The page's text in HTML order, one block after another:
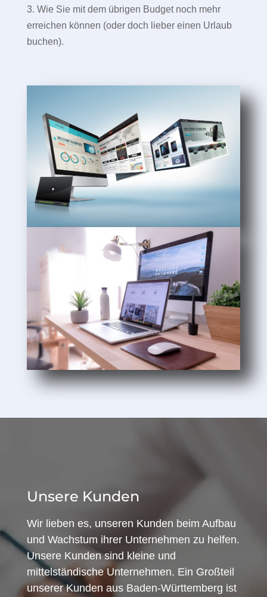
3. Wie Sie mit dem übrigen Budget noch mehr
erreichen können (oder doch lieber einen Urlaub
buchen).
Unsere Kunden
Wir lieben es, unseren Kunden beim Aufbau
und Wachstum ihrer Unternehmen zu helfen.
Unsere Kunden sind kleine und
mittelständische Unternehmen. Ein Großteil
unserer Kunden aus Baden-Württemberg ist